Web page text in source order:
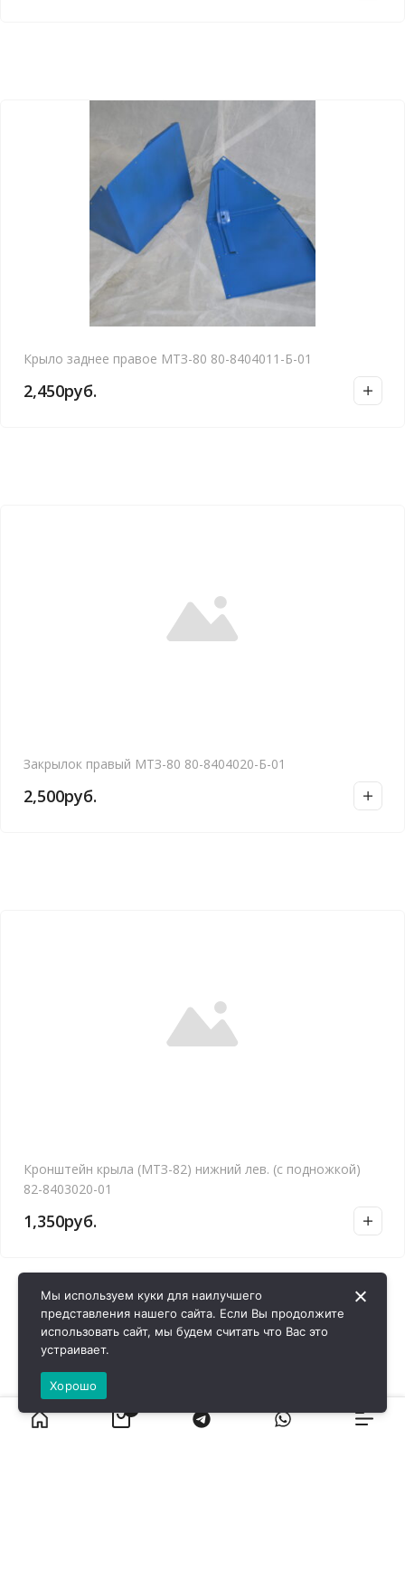
Крыло заднее правое МТЗ-80 80-8404011-Б-01
2,450руб.
Закрылок правый МТЗ-80 80-8404020-Б-01
2,500руб.
Кронштейн крыла (МТЗ-82) нижний лев. (с подножкой)
82-8403020-01
1,350руб.
Мы используем куки для наилучшего
представления нашего сайта. Если Вы продолжите
использовать сайт, мы будем считать что Вас это
устраивает.
Хорошо